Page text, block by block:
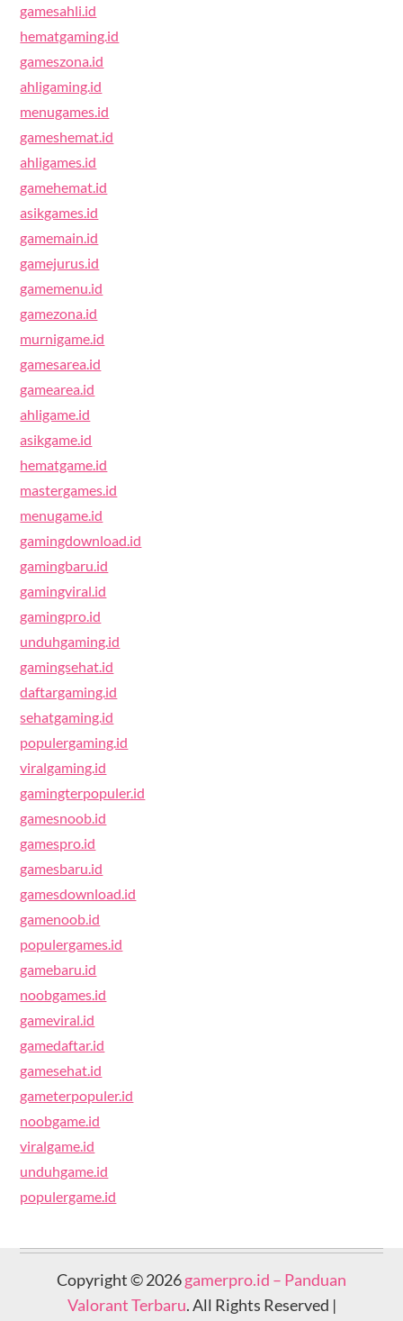
gamesahli.id
hematgaming.id
gameszona.id
ahligaming.id
menugames.id
gameshemat.id
ahligames.id
gamehemat.id
asikgames.id
gamemain.id
gamejurus.id
gamemenu.id
gamezona.id
murnigame.id
gamesarea.id
gamearea.id
ahligame.id
asikgame.id
hematgame.id
mastergames.id
menugame.id
gamingdownload.id
gamingbaru.id
gamingviral.id
gamingpro.id
unduhgaming.id
gamingsehat.id
daftargaming.id
sehatgaming.id
populergaming.id
viralgaming.id
gamingterpopuler.id
gamesnoob.id
gamespro.id
gamesbaru.id
gamesdownload.id
gamenoob.id
populergames.id
gamebaru.id
noobgames.id
gameviral.id
gamedaftar.id
gamesehat.id
gameterpopuler.id
noobgame.id
viralgame.id
unduhgame.id
populergame.id
Copyright © 2026gamerpro.id – Panduan
Valorant Terbaru. All Rights Reserved |